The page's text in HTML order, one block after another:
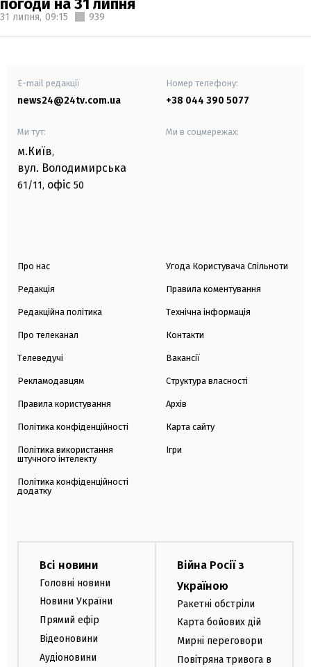
31 липня, 09:15 939
E-mail редакції
news24@24tv.com.ua
Номер телефону:
+38 044 390 5077
Ми тут:
м.Київ,
вул. Володимирська
61/11, офіс 50
Ми в соцмережах:
Про нас
Редакція
Редакційна політика
Про телеканал
Телеведучі
Рекламодавцям
Правила користування
Політика конфіденційності
Політика використання
штучного інтелекту
Політика конфіденційності
додатку
Угода Користувача Спільноти
Правила коментування
Технічна інформація
Контакти
Вакансії
Структура власності
Архів
Карта сайту
Ігри
Всі новини
Головні новини
Новини України
Прямий ефір
Відеоновини
Аудіоновини
Війна Росії з
Україною
Ракетні обстріли
Карта бойових дій
Мирні переговори
Повітряна тривога в